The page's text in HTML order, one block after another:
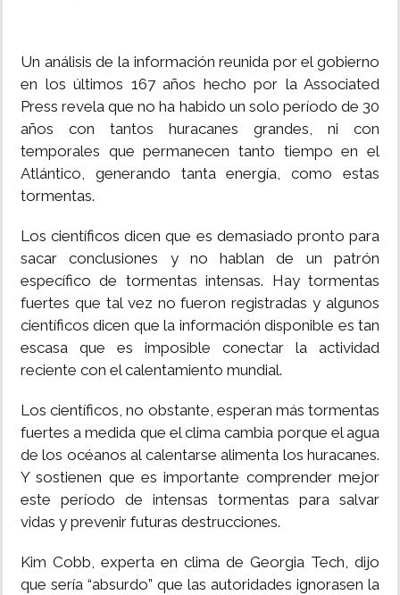
Un análisis de la información reunida por el gobierno
en los últimos 167 años hecho por la Associated
Press revela que no ha habido un solo período de 30
años con tantos huracanes grandes, ni con
temporales que permanecen tanto tiempo en el
Atlántico, generando tanta energía, como estas
tormentas.
Los científicos dicen que es demasiado pronto para
sacar conclusiones y no hablan de un patrón
específico de tormentas intensas. Hay tormentas
fuertes que tal vez no fueron registradas y algunos
científicos dicen que la información disponible es tan
escasa que es imposible conectar la actividad
reciente con el calentamiento mundial.
Los científicos, no obstante, esperan más tormentas
fuertes a medida que el clima cambia porque el agua
de los océanos al calentarse alimenta los huracanes.
Y sostienen que es importante comprender mejor
este período de intensas tormentas para salvar
vidas y prevenir futuras destrucciones.
Kim Cobb, experta en clima de Georgia Tech, dijo
que sería “absurdo” que las autoridades ignorasen la